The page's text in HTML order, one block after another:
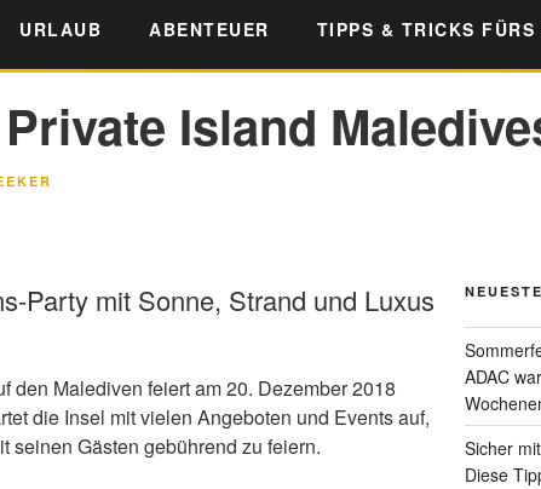
URLAUB ABENTEUER TIPPS & TRICKS FÜRS
Island
Party mit Sonne, Strand und Luxus
den Malediven feiert am 20. Dezember 2018
die Insel mit vielen Angeboten und Events auf,
seinen Gästen gebührend zu feiern.
ADAC
Sicher
Diese